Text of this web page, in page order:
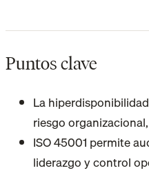
Puntos clave
La
riesgo
ISO 45001 permite
liderazgo y control